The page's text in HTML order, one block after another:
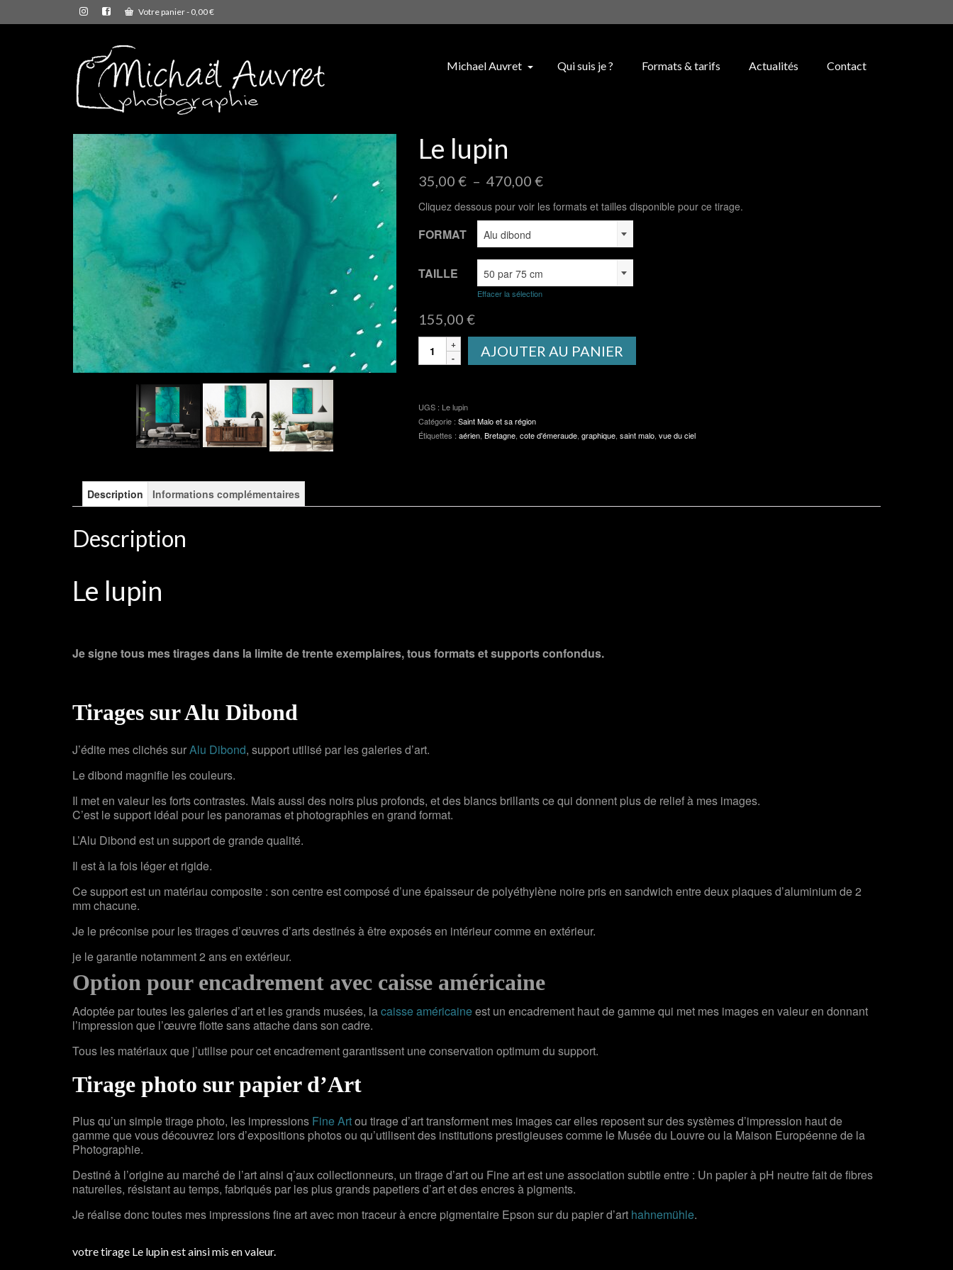
Votre panier- 0,00€
Michael Auvret Qui suis je ? Formats & tarifs Actualités Contact
Le lupin
35,00 € – 470,00 €Plage
prix :
35,00 €
470,00 €
Cliquez dessous pour voir les formats et tailles disponible pour ce tirage.
FORMAT Alu dibond
TAILLE 50 par 75 cm
Effacer la sélection
155,00 €
quantité
AJOUTER AU PANIER
UGS : Le lupin
Catégorie : Saint Malo et sa région
Étiquettes : aérien, Bretagne, cote d'émeraude, graphique, saint malo, vue du ciel
Description Informations complémentaires
Description
Le lupin
Je signe tous mes tirages dans la limite de trente exemplaires, tous formats et supports confondus.
Tirages sur Alu Dibond
J’édite mes clichés surAlu Dibond, support utilisé par les galeries d’art.
Le dibond magnifie les couleurs.
Il met en valeur les forts contrastes. Mais aussi des noirs plus profonds, et des blancs brillants ce qui donnent plus de relief à mes images.
C’est le support idéal pour les panoramas et photographies en grand format.
L’Alu Dibond est un support de grande qualité.
Il est à la fois léger et rigide.
Ce support est un matériau composite : son centre est composé d’une épaisseur de polyéthylène noire pris en sandwich entre deux plaques d’aluminium de 2
mm chacune.
Je le préconise pour les tirages d’œuvres d’arts destinés à être exposés en intérieur comme en extérieur.
je le garantie notamment 2 ans en extérieur.
Option pour encadrement avec caisse américaine
Adoptée par toutes les galeries d’art et les grands musées, lacaisse américaineest un encadrement haut de gamme qui met mes images en valeur en donnant
l’impression que l’œuvre flotte sans attache dans son cadre.
Tous les matériaux que j’utilise pour cet encadrement garantissent une conservation optimum du support.
Tirage photo sur papier d’Art
Plus qu’un simple tirage photo, les impressions Fine Artou tirage d’art transforment mes images car elles reposent sur des systèmes d’impression haut de
gamme que vous découvrez lors d’expositions photos ou qu’utilisent des institutions prestigieuses comme le Musée du Louvre ou la Maison Européenne de la
Photographie.
Destiné à l’origine au marché de l’art ainsi q’aux collectionneurs, un tirage d’art ou Fine art est une association subtile entre : Un papier à pH neutre fait de fibres
naturelles, résistant au temps, fabriqués par les plus grands papetiers d’art et des encres à pigments.
Je réalise donc toutes mes impressions fine art avec mon traceur à encre pigmentaire Epson sur du papier d’art hahnemühle.
votre tirage Le lupin est ainsi mis en valeur.